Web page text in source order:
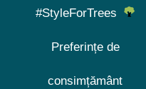
#StyleForTrees
Preferințe de
consimțământ